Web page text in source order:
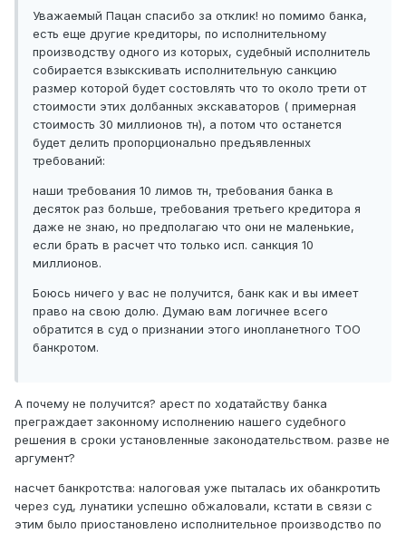
Уважаемый Пацан спасибо за отклик! но помимо банка,
есть еще другие кредиторы, по исполнительному
производству одного из которых, судебный исполнитель
собирается взыкскивать исполнительную санкцию
размер которой будет состовлять что то около трети от
стоимости этих долбанных экскаваторов ( примерная
стоимость 30 миллионов тн), а потом что останется
будет делить пропорционально предъявленных
требований:
наши требования 10 лимов тн, требования банка в
десяток раз больше, требования третьего кредитора я
даже не знаю, но предполагаю что они не маленькие,
если брать в расчет что только исп. санкция 10
миллионов.
Боюсь ничего у вас не получится, банк как и вы имеет
право на свою долю. Думаю вам логичнее всего
обратится в суд о признании этого инопланетного ТОО
банкротом.
А почему не получится? арест по ходатайству банка
преграждает законному исполнению нашего судебного
решения в сроки установленные законодательством. разве не
аргумент?
насчет банкротства: налоговая уже пыталась их обанкротить
через суд, лунатики успешно обжаловали, кстати в связи с
этим было приостановлено исполнительное производство по